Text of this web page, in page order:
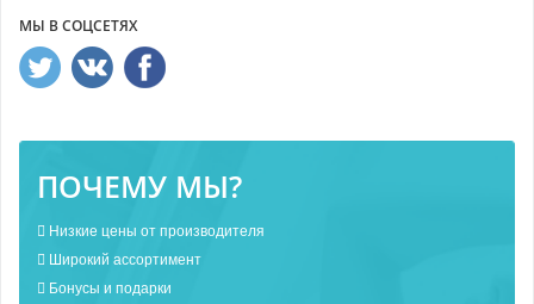
МЫ В СОЦСЕТЯХ
ПОЧЕМУ МЫ?
Низкие цены от производителя
Широкий ассортимент
Бонусы и подарки